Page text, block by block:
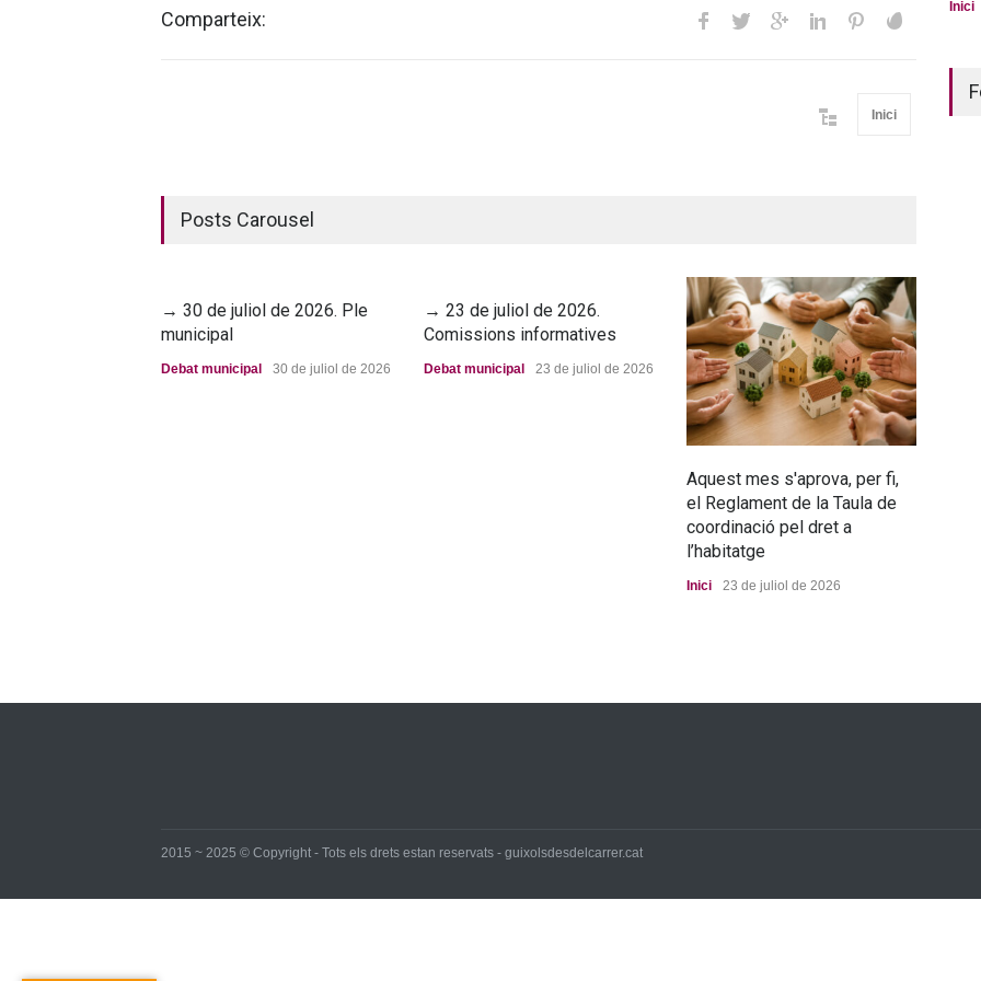
Comparteix:
Inici
Posts Carousel
→ 30 de juliol de 2026. Ple
municipal
Debat municipal 30 de juliol de 2026
→ 23 de juliol de 2026.
Comissions informatives
Debat municipal 23 de juliol de 2026
Aquest mes s'aprova, per fi,
el Reglament de la Taula de
coordinació pel dret a
l’habitatge
Inici 23 de juliol de 2026
Inici
2015 ~ 2025 © Copyright - Tots els drets estan reservats - guixolsdesdelcarrer.cat